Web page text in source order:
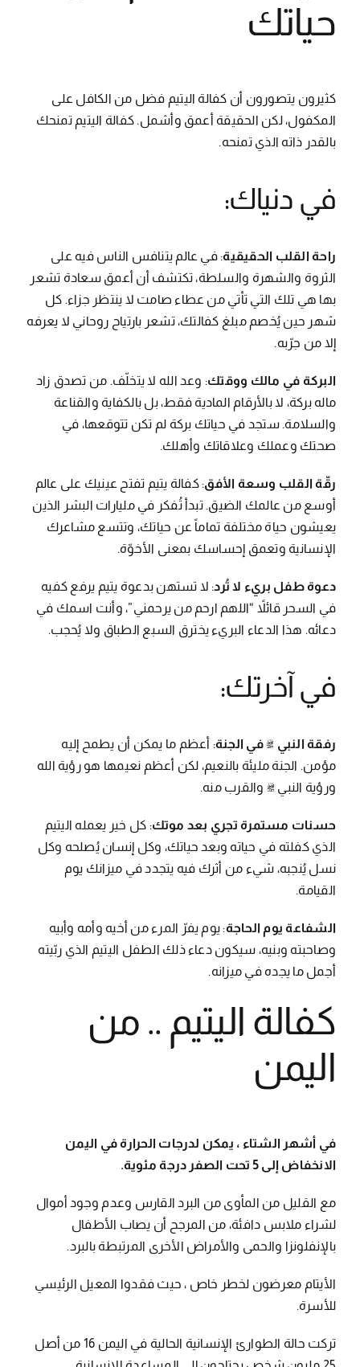
حياتك
كثيرون يتصورون أن كفالة اليتيم فضل من الكافل على
المكفول، لكن الحقيقة أعمق وأشمل. كفالة اليتيم تمنحك
بالقدر ذاته الذي تمنحه.
في دنياك:
راحة القلب الحقيقية: في عالم يتنافس الناس فيه على
الثروة والشهرة والسلطة، تكتشف أن أعمق سعادة تشعر
بها هي تلك التي تأتي من عطاء صامت لا ينتظر جزاء. كل
شهر حين يُخصم مبلغ كفالتك، تشعر بارتياح روحاني لا يعرفه
إلا من جرّبه.
البركة في مالك ووقتك: وعد الله لا يتخلّف. من تصدق زاد
ماله بركة، لا بالأرقام المادية فقط، بل بالكفاية والقناعة
والسلامة. ستجد في حياتك بركة لم تكن تتوقعها، في
صحتك وعملك وعلاقاتك وأهلك.
رقّة القلب وسعة الأفق: كفالة يتيم تفتح عينيك على عالم
أوسع من عالمك الضيق. تبدأ تُفكر في مليارات البشر الذين
يعيشون حياة مختلفة تماماً عن حياتك، وتتسع مشاعرك
الإنسانية وتعمق إحساسك بمعنى الأخوّة.
دعوة طفل بريء لا تُرد: لا تستهن بدعوة يتيم يرفع كفيه
في السحر قائلاً “اللهم ارحم من يرحمني”، وأنت اسمك في
دعائه. هذا الدعاء البريء يخترق السبع الطباق ولا يُحجب.
في آخرتك:
رفقة النبي ﷺ في الجنة: أعظم ما يمكن أن يطمح إليه
مؤمن. الجنة مليئة بالنعيم، لكن أعظم نعيمها هو رؤية الله
ورؤية النبي ﷺ والقرب منه.
حسنات مستمرة تجري بعد موتك: كل خير يعمله اليتيم
الذي كفلته في حياته وبعد حياتك، وكل إنسان يُصلحه وكل
نسل يُنجبه، شيء من أثرك فيه يتجدد في ميزانك يوم
القيامة.
الشفاعة يوم الحاجة: يوم يفرّ المرء من أخيه وأمه وأبيه
وصاحبته وبنيه، سيكون دعاء ذلك الطفل اليتيم الذي ربّيته
أجمل ما يجده في ميزانه.
كفالة اليتيم .. من
اليمن
في أشهر الشتاء ، يمكن لدرجات الحرارة في اليمن
الانخفاض إلى 5 تحت الصفر درجة مئوية.
مع القليل من المأوى من البرد القارس وعدم وجود أموال
لشراء ملابس دافئة، من المرجح أن يصاب الأطفال
بالإنفلونزا والحمى والأمراض الأخرى المرتبطة بالبرد.
الأيتام معرضون لخطر خاص ، حيث فقدوا المعيل الرئيسي
للأسرة.
تركت حالة الطوارئ الإنسانية الحالية في اليمن 16 من أصل